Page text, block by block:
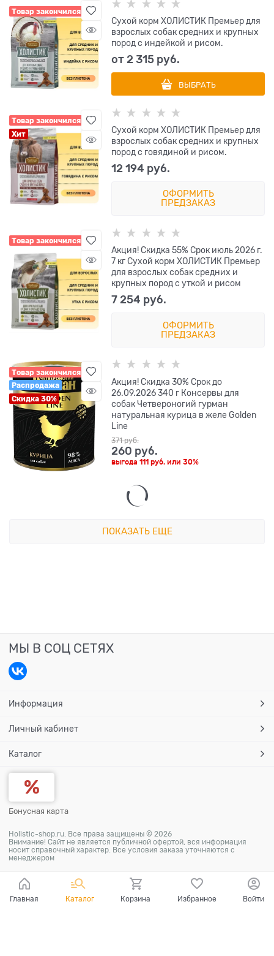
Товар закончился
Сухой корм ХОЛИСТИК Премьер для
взрослых собак средних и крупных
пород с индейкой и рисом.
от2 315 руб.
ВЫБРАТЬ
Товар закончился
Хит
Сухой корм ХОЛИСТИК Премьер для
взрослых собак средних и крупных
пород с говядиной и рисом.
12 194 руб.
ОФОРМИТЬ
ПРЕДЗАКАЗ
Товар закончился
Акция! Скидка 55% Срок июль 2026 г.
7 кг Сухой корм ХОЛИСТИК Премьер
для взрослых собак средних и
крупных пород с уткой и рисом
7 254 руб.
ОФОРМИТЬ
ПРЕДЗАКАЗ
Товар закончился
Распродажа
Скидка 30%
Акция! Скидка 30% Срок до
26.09.2026 340 г Консервы для
собак Четвероногий гурман
натуральная курица в желе Golden
Line
371 руб.
260 руб.
выгода111 руб. или30%
ПОКАЗАТЬ ЕЩЕ
МЫ В СОЦ СЕТЯХ
Информация
Личный кабинет
Каталог
Бонусная карта
Holistic-shop.ru. Все права защищены © 2026
Внимание! Сайт не является публичной офертой, вся информация
носит справочный характер. Все условия заказа уточняются с
менеджером
Главная Каталог Корзина Избранное Войти